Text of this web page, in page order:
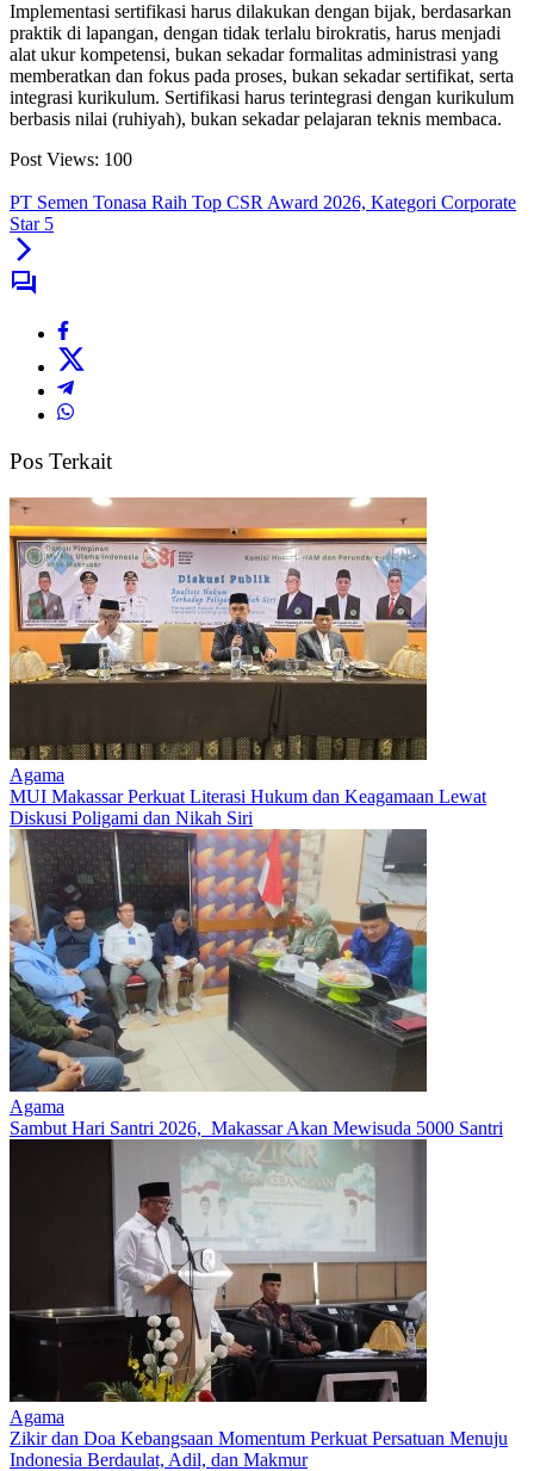
Implementasi sertifikasi harus dilakukan dengan bijak, berdasarkan
praktik di lapangan, dengan tidak terlalu birokratis, harus menjadi
alat ukur kompetensi, bukan sekadar formalitas administrasi yang
memberatkan dan fokus pada proses, bukan sekadar sertifikat, serta
integrasi kurikulum. Sertifikasi harus terintegrasi dengan kurikulum
berbasis nilai (ruhiyah), bukan sekadar pelajaran teknis membaca.
Post Views: 100
PT Semen Tonasa Raih Top CSR Award 2026, Kategori Corporate
Star 5
Pos Terkait
Agama
MUI Makassar Perkuat Literasi Hukum dan Keagamaan Lewat
Diskusi Poligami dan Nikah Siri
Agama
Sambut Hari Santri 2026, Makassar Akan Mewisuda 5000 Santri
Agama
Zikir dan Doa Kebangsaan Momentum Perkuat Persatuan Menuju
Indonesia Berdaulat, Adil, dan Makmur